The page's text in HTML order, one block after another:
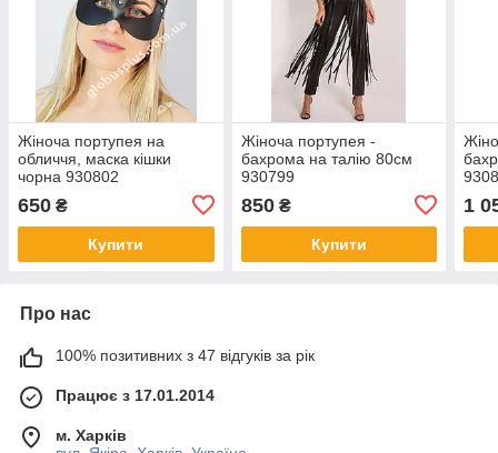
Жіноча портупея на
обличчя, маска кішки
чорна 930802
650 ₴
Купити
Жіноча портупея -
бахрома на талію 80см
930799
850₴
Купити
1
Про нас
100% позитивних з 47 відгуків за рік
Працює з 17.01.2014
м. Харків